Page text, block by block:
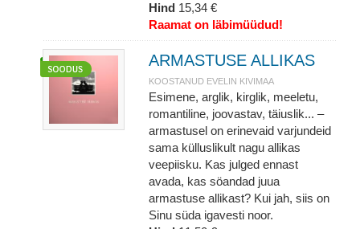
Hind 15,34 €
Raamat on läbimüüdud!
ARMASTUSE ALLIKAS
KOOSTANUD EVELIN KIVIMAA
Esimene, arglik, kirglik, meeletu,
romantiline, joovastav, täiuslik... –
armastusel on erinevaid varjundeid
sama külluslikult nagu allikas
veepiisku. Kas julged ennast
avada, kas söandad juua
armastuse allikast? Kui jah, siis on
Sinu süda igavesti noor.